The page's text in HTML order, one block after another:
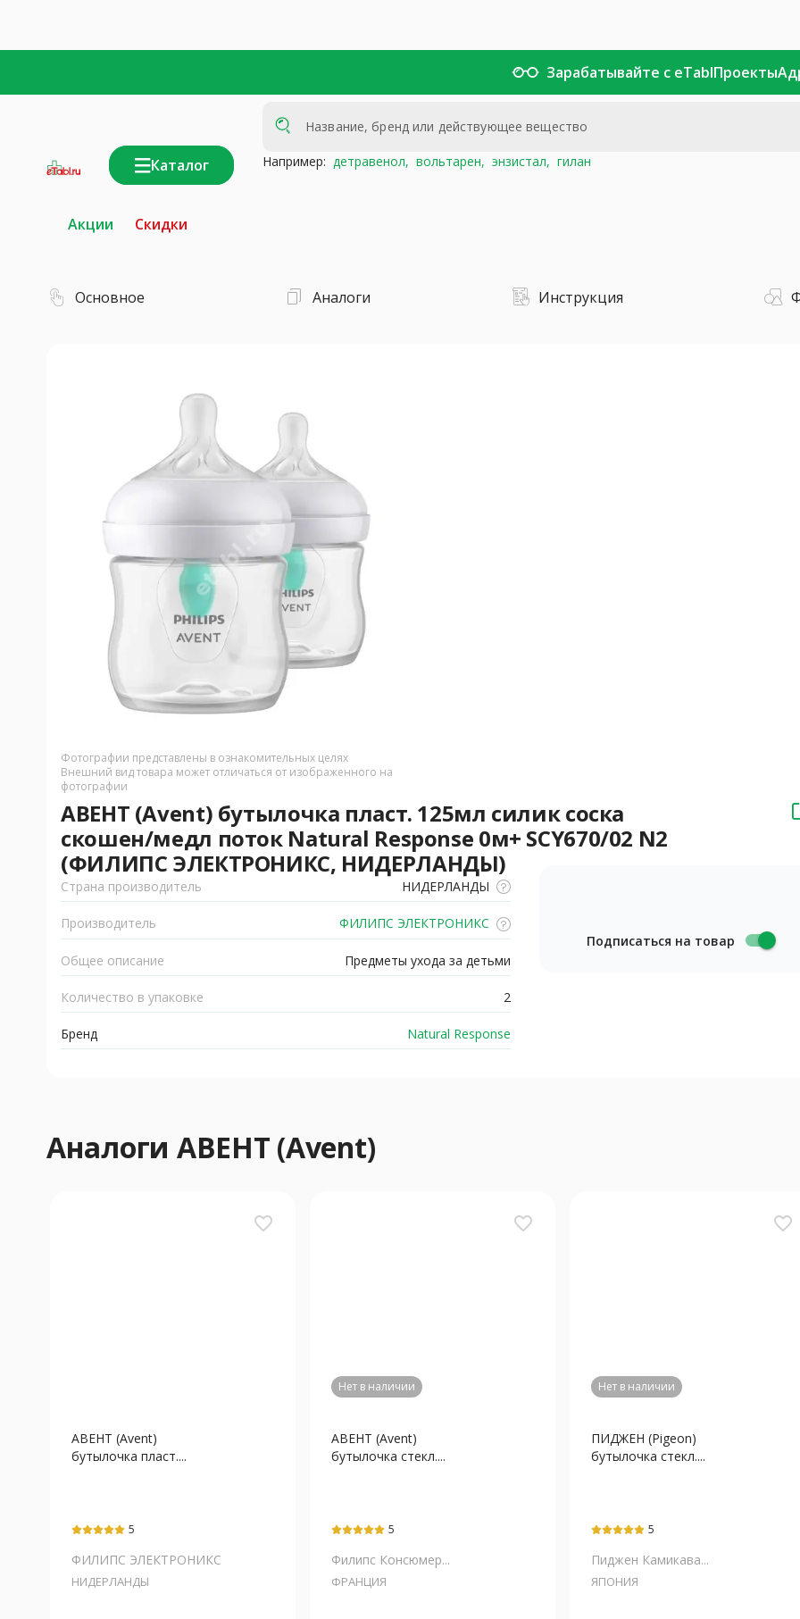
Зарабатывайте с eTablПроекты
Каталог Например: детравенол, вольтарен, энзистал, гилан
Акции Скидки
Основное Аналоги Инструкция
Фотографии представлены в ознакомительных целях
Внешний вид товара может отличаться от изображенного на
фотографии
АВЕНТ (Avent) бутылочка пласт. 125мл силик соска
скошен/медл поток Natural Response 0м+ SCY670/02 N2
(ФИЛИПС ЭЛЕКТРОНИКС, НИДЕРЛАНДЫ)
Страна производитель НИДЕРЛАНДЫ
Производитель ФИЛИПС ЭЛЕКТРОНИКС
Общее описание Предметы ухода за детьми
Количество в упаковке 2
Бренд Natural Response
Подписаться на товар
Аналоги АВЕНТ (Avent)
favorite_border
АВЕНТ (Avent)
бутылочка пласт....
5
ФИЛИПС ЭЛЕКТРОНИКС
НИДЕРЛАНДЫ
favorite_border
Нет в наличии
АВЕНТ (Avent)
бутылочка стекл....
5
Филипс Консюмер...
ФРАНЦИЯ
favorite_border
Нет в наличии
ПИДЖЕН (Pigeon)
бутылочка стекл....
5
Пиджен Камикава...
ЯПОНИЯ